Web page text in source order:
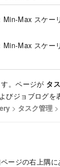
Min-Max スケー
Min-Max スケー
。ページが タ
ジョブログを
> タスク管理 >
ージの右上隅に